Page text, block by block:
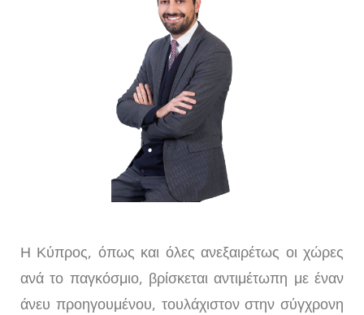
Η Κύπρος, όπως και όλες ανεξαιρέτως οι χώρες
ανά το παγκόσμιο, βρίσκεται αντιμέτωπη με έναν
άνευ προηγουμένου, τουλάχιστον στην σύγχρονη